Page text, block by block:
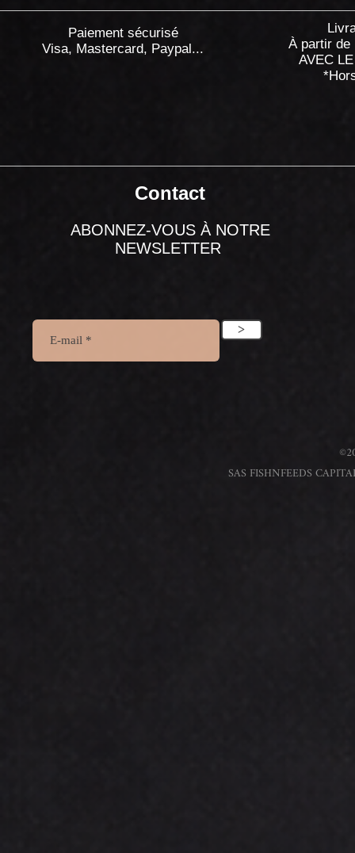
Paiement sécurisé
Visa, Mastercard, Paypal...
À partir de
AVEC
Contact
ABONNEZ-VOUS À NOTRE
NEWSLETTER
>
SAS FISHNFEEDS